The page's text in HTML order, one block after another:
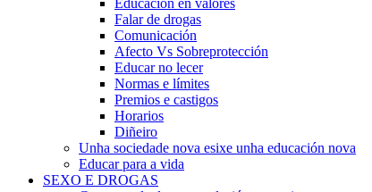
Falar de drogas
Comunicación
Afecto Vs Sobreprotección
Educar no lecer
Normas e límites
Premios e castigos
Horarios
Diñeiro
Unha sociedade nova esixe unha educación nova
Educar para a vida
SEXO E DROGAS